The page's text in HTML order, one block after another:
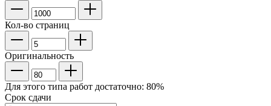
Кол-во страниц
Оригинальность
Для этого типа работ достаточно: 80%
Срок сдачи